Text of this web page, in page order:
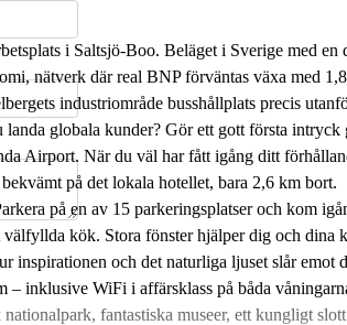
i Saltsjö-Boo. Beläget i Sverige med en
nätverk där real BNP förväntas växa med
industriområde busshållplats precis
globala kunder? Gör ett gott första intryck
Airport. När du väl har fått igång ditt
på det lokala hotellet, bara 2,6 km bort.
på en av 15 parkeringsplatser och kom
kök. Stora fönster hjälper dig och dina
inspirationen och det naturliga ljuset slår emot
– inklusive WiFi i affärsklass på båda
fantastiska museer, ett kungligt